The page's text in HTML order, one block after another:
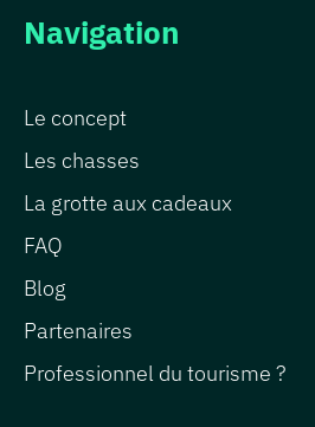
Navigation
Le concept
Les chasses
La grotte aux cadeaux
FAQ
Blog
Partenaires
Professionnel du tourisme ?